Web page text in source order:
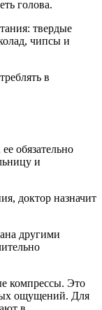
голова.
твердые
чипсы и
в
обязательно
и
доктор назначит
другими
компрессы. Это
ощущений. Для